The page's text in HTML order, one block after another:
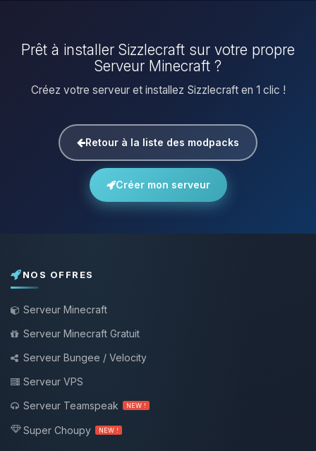
Prêt à installer Sizzlecraft sur votre propre
Serveur Minecraft ?
Créez votre serveur et installez Sizzlecraft en 1 clic !
Retour à la liste des modpacks
Créer mon serveur
NOS OFFRES
Serveur Minecraft
Serveur Minecraft Gratuit
Serveur Bungee / Velocity
Serveur VPS
Serveur Teamspeak
NEW !
Super Choupy NEW !